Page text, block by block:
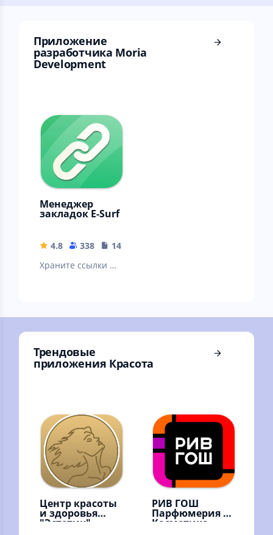
Приложение
разработчика Moria
Development
Менеджер
закладок E-Surf
4.8 338
14.24 MB
Храните ссылки из
Вконтакте и др)
Трендовые
приложения Красота
Центр красоты
и здоровья
"Эстетик"
РИВ ГОШ
Парфюмерия и
Косметика